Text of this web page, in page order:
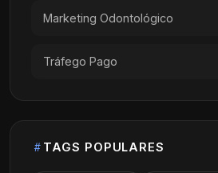
Marketing Odontológico
Tráfego Pago
TAGS POPULARES